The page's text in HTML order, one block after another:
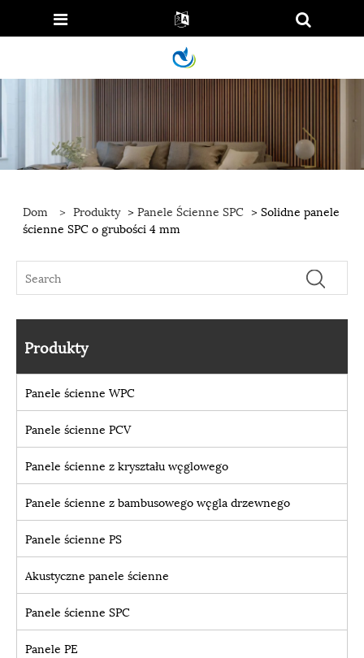
Dom > Produkty >Panele Ścienne SPC > Solidne panele
ścienne SPC o grubości 4 mm
Produkty
Panele ścienne WPC
Panele ścienne PCV
Panele ścienne z kryształu węglowego
Panele ścienne z bambusowego węgla drzewnego
Panele ścienne PS
Akustyczne panele ścienne
Panele ścienne SPC
Panele PE